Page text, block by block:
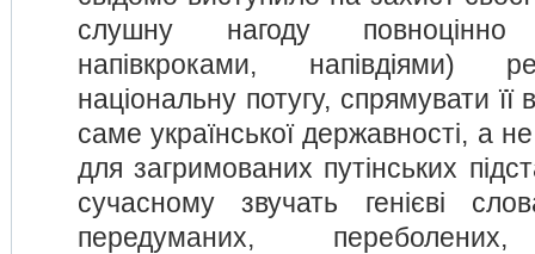
слушну нагоду повноцінно
напівкроками, напівдіями)
національну потугу, спрямувати
саме української державності, а
для загримованих путінських
сучасному звучать генієві
передуманих,